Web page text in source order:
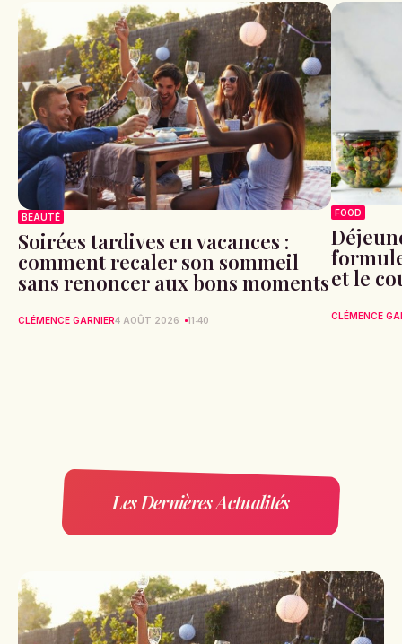
BEAUTÉ
Soirées tardives en vacances :
comment recaler son sommeil
sans renoncer aux bons moments
CLÉMENCE GARNIER4 AOÛT 2026 11:40
FOOD
et le
CLÉMENCE
Les Dernières Actualités